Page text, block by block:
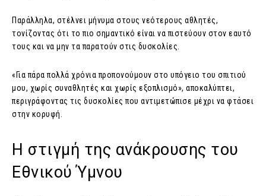
Παράλληλα, στέλνει μήνυμα στους νεότερους αθλητές,
τονίζοντας ότι το πιο σημαντικό είναι να πιστεύουν στον εαυτό
τους και να μην τα παρατούν στις δυσκολίες.
«Για πάρα πολλά χρόνια προπονούμουν στο υπόγειο του σπιτιού
μου, χωρίς συναθλητές και χωρίς εξοπλισμό», αποκαλύπτει,
περιγράφοντας τις δυσκολίες που αντιμετώπισε μέχρι να φτάσει
στην κορυφή.
Η στιγμή της ανάκρουσης του
Εθνικού Ύμνου